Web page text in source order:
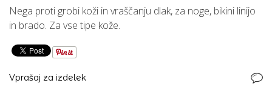
Nega proti grobi koži in vraščanju dlak, za noge, bikini linijo
in brado. Za vse tipe kože.
Vprašaj za izdelek